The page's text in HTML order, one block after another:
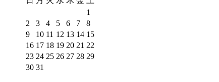
1
2
3 4 5 6 7
8
9
10 11 12 13 14 15
16 17 18 19 20 21 22
23 24 25 26 27 28 29
30 31